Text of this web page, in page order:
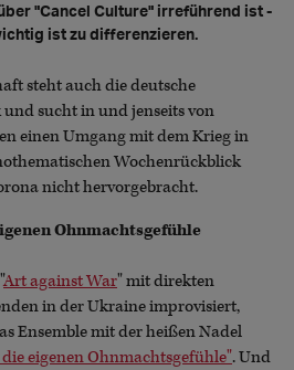
"Cancel Culture" irreführend ist -
ist zu differenzieren.
steht auch die deutsche
sucht in und jenseits von
einen Umgang mit dem Krieg in
Wochenrückblick
nicht hervorgebracht.
Ohnmachtsgefühle
Art against War" mit direkten
in der Ukraine improvisiert,
Ensemble mit der heißen Nadel
eigenen Ohnmachtsgefühle". Und